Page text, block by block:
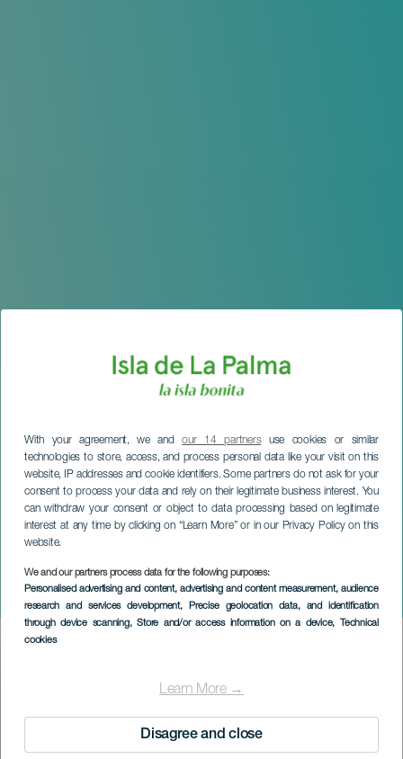
With your agreement, we andour 14 partnersuse cookies or similar
technologies to store, access, and process personal data like your visit on this
website, IP addresses and cookie identifiers. Some partners do not ask for your
consent to process your data and rely on their legitimate business interest. You
can withdraw your consent or object to data processing based on legitimate
interest at any time by clicking on “Learn More” or in our Privacy Policy on this
website.
We and our partners process data for the following purposes:
Personalised advertising and content, advertising and content measurement, audience
research and services development, Precise geolocation data, and identification
through device scanning, Store and/or access information on a device, Technical
cookies
Learn More →
Disagree and close
Fiesta de La Concepción
LA PALMA
Imagen